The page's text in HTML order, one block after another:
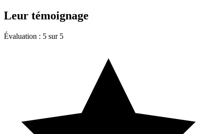
Leur témoignage
Évaluation : 5 sur 5